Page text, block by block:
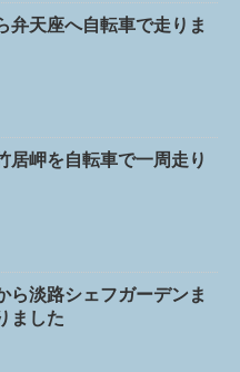
弁天座へ自転車で走りま
居岬を自転車で一周走り
ら淡路シェフガーデンま
ました